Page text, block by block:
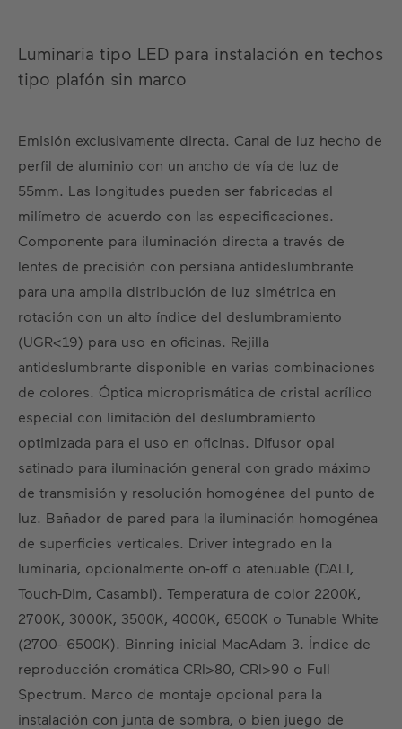
ES DE EN US FR
Luminaria tipo LED para instalación en techos
tipo plafón sin marco
Emisión exclusivamente directa. Canal de luz hecho de
perfil de aluminio con un ancho de vía de luz de
55mm. Las longitudes pueden ser fabricadas al
milímetro de acuerdo con las especificaciones.
Componente para iluminación directa a través de
lentes de precisión con persiana antideslumbrante
para una amplia distribución de luz simétrica en
rotación con un alto índice del deslumbramiento
(UGR<19) para uso en oficinas. Rejilla
antideslumbrante disponible en varias combinaciones
de colores. Óptica microprismática de cristal acrílico
especial con limitación del deslumbramiento
optimizada para el uso en oficinas. Difusor opal
satinado para iluminación general con grado máximo
de transmisión y resolución homogénea del punto de
luz. Bañador de pared para la iluminación homogénea
de superficies verticales. Driver integrado en la
luminaria, opcionalmente on-off o atenuable (DALI,
Touch-Dim, Casambi). Temperatura de color 2200K,
2700K, 3000K, 3500K, 4000K, 6500K o Tunable White
(2700- 6500K). Binning inicial MacAdam 3. Índice de
reproducción cromática CRI>80, CRI>90 o Full
Spectrum. Marco de montaje opcional para la
instalación con junta de sombra, o bien juego de